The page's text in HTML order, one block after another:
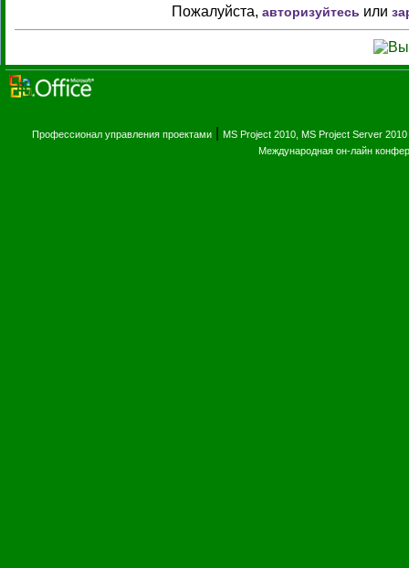
Пожалуйста, авторизуйтесь или
Профессионал управления проектами MS Project 2010, MS Project Server 2010
Международная он-лайн